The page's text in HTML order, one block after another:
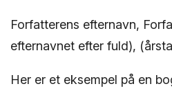
Forfatterens efternavn,
efternavnet efter fuld),
Her er et eksempel på en